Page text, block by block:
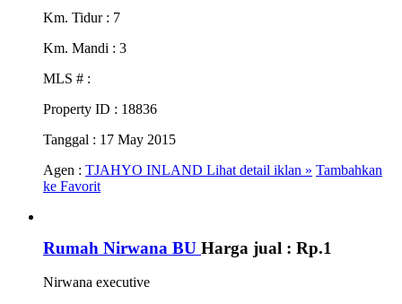
Km. Tidur : 7
Km. Mandi : 3
MLS # :
Property ID : 18836
Tanggal : 17 May 2015
Agen : TJAHYO INLAND Lihat detail iklan » Tambahkan
ke Favorit
Rumah Nirwana BU Harga jual : Rp.1
Nirwana executive